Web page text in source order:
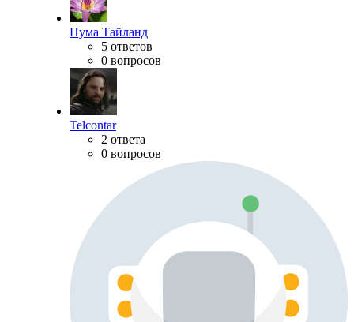
Пума Тайланд
5 ответов
0 вопросов
Telcontar
2 ответа
0 вопросов